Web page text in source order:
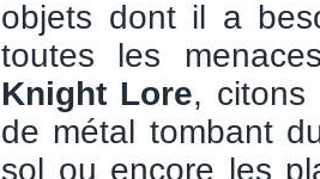
objets dont il a
toutes les
Knight Lore, citons
de métal tombant
sol ou encore les